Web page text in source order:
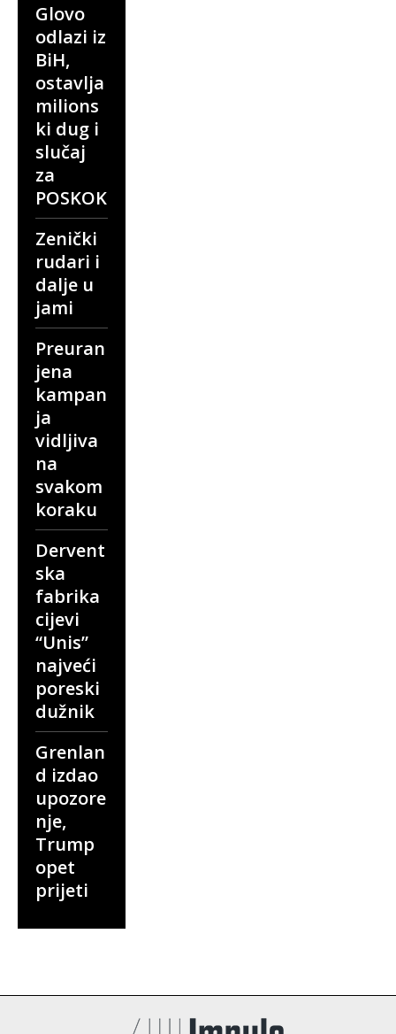
Glovo
odlazi iz
BiH,
ostavlja
milions
ki dug i
slučaj
za
POSKOK
Zenički
rudari i
dalje u
jami
Preuran
jena
kampan
ja
vidljiva
na
svakom
koraku
Dervent
ska
fabrika
cijevi
“Unis”
najveći
poreski
dužnik
Grenlan
d izdao
upozore
nje,
Trump
opet
prijeti